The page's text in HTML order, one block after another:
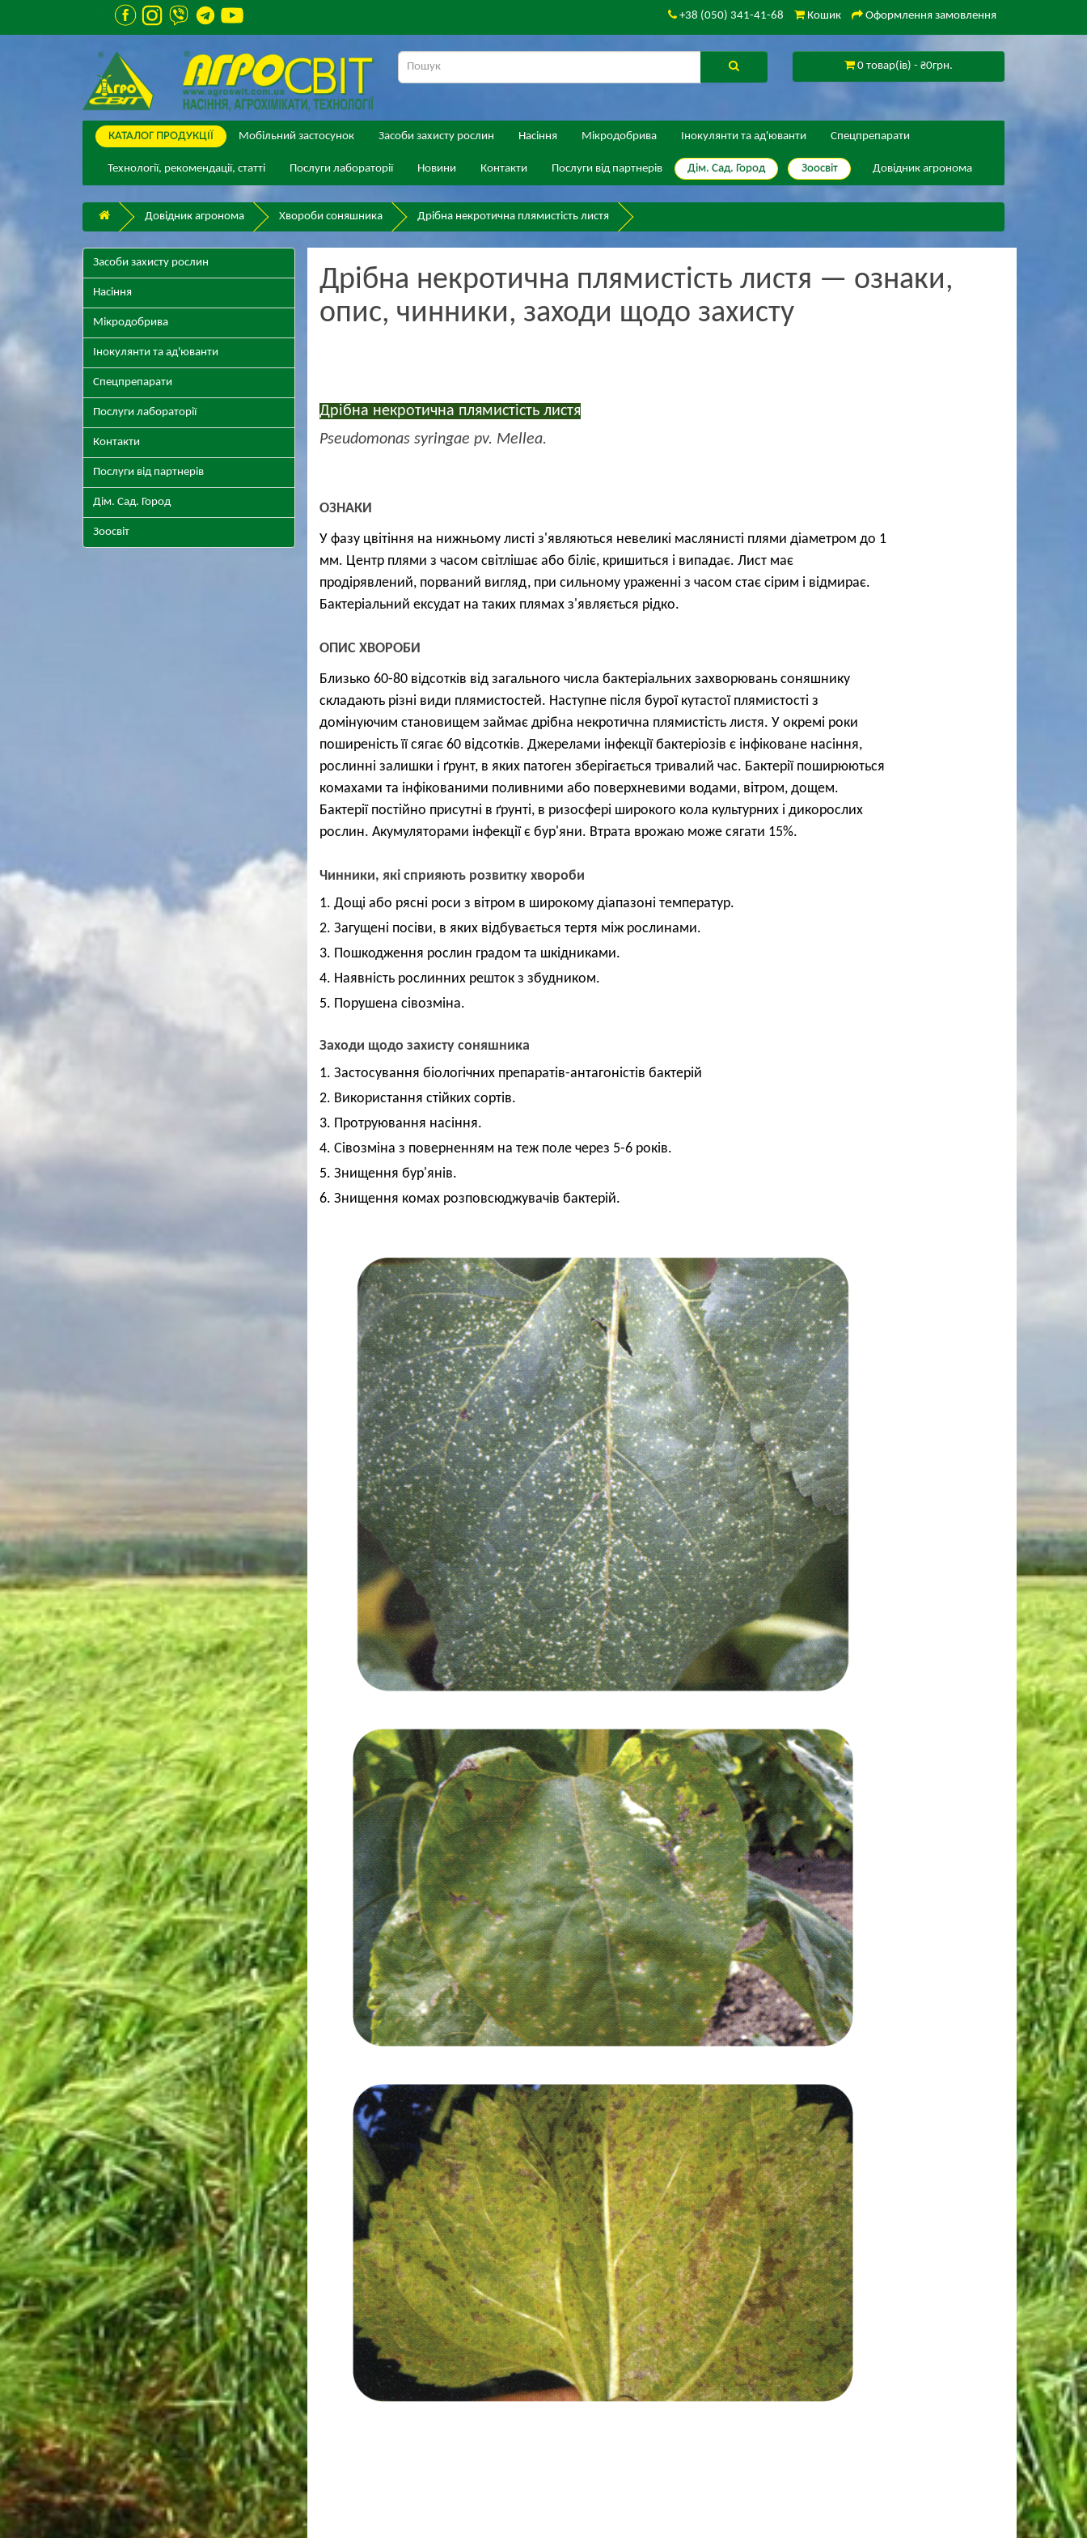
+38 (050) 341-41-68 Кошик Оформлення замовлення
0 товар(ів) - ₴0грн.
КАТАЛОГ ПPОДУКЦІЇ Мобільний застосунок Засоби захисту рослин Насіння Мікродобрива Інокулянти та ад'юванти Спецпрепарати
Технології, рекомендації, статті Послуги лабораторії Новини Контакти Послуги від партнерів Дім. Сад. Город Зоосвіт Довідник агронома
Довідник агронома Хвороби соняшника Дрібна некротична плямистість листя
Засоби захисту рослин
Насіння
Мікродобрива
Інокулянти та ад'юванти
Спецпрепарати
Послуги лабораторії
Контакти
Послуги від партнерів
Дім. Сад. Город
Зоосвіт
Дрібна некротична плямистість листя — ознаки,
опис, чинники, заходи щодо захисту
Дрібна некротична плямистість листя
Pseudomonas syringae pv. Mellea.
ОЗНАКИ
У фазу цвітіння на нижньому листі з'являються невеликі маслянисті плями діаметром до 1
мм. Центр плями з часом світлішає або біліє, кришиться і випадає. Лист має
продірявлений, порваний вигляд, при сильному ураженні з часом стає сірим і відмирає.
Бактеріальний ексудат на таких плямах з'являється рідко.
ОПИС ХВОРОБИ
Близько 60-80 відсотків від загального числа бактеріальних захворювань соняшнику
складають різні види плямистостей. Наступне після бурої кутастої плямистості з
домінуючим становищем займає дрібна некротична плямистість листя. У окремі роки
поширеність її сягає 60 відсотків. Джерелами інфекції бактеріозів є інфіковане насіння,
рослинні залишки і ґрунт, в яких патоген зберігається тривалий час. Бактерії поширюються
комахами та інфікованими поливними або поверхневими водами, вітром, дощем.
Бактерії постійно присутні в ґрунті, в ризосфері широкого кола культурних і дикорослих
рослин. Акумуляторами інфекції є бур'яни. Втрата врожаю може сягати 15%.
Чинники, які сприяють розвитку хвороби
1. Дощі або рясні роси з вітром в широкому діапазоні температур.
2. Загущені посіви, в яких відбувається тертя між рослинами.
3. Пошкодження рослин градом та шкідниками.
4. Наявність рослинних решток з збудником.
5. Порушена сівозміна.
Заходи щодо захисту соняшника
1. Застосування біологічних препаратів-антагоністів бактерій
2. Використання стійких сортів.
3. Протруювання насіння.
4. Сівозміна з поверненням на теж поле через 5-6 років.
5. Знищення бур'янів.
6. Знищення комах розповсюджувачів бактерій.